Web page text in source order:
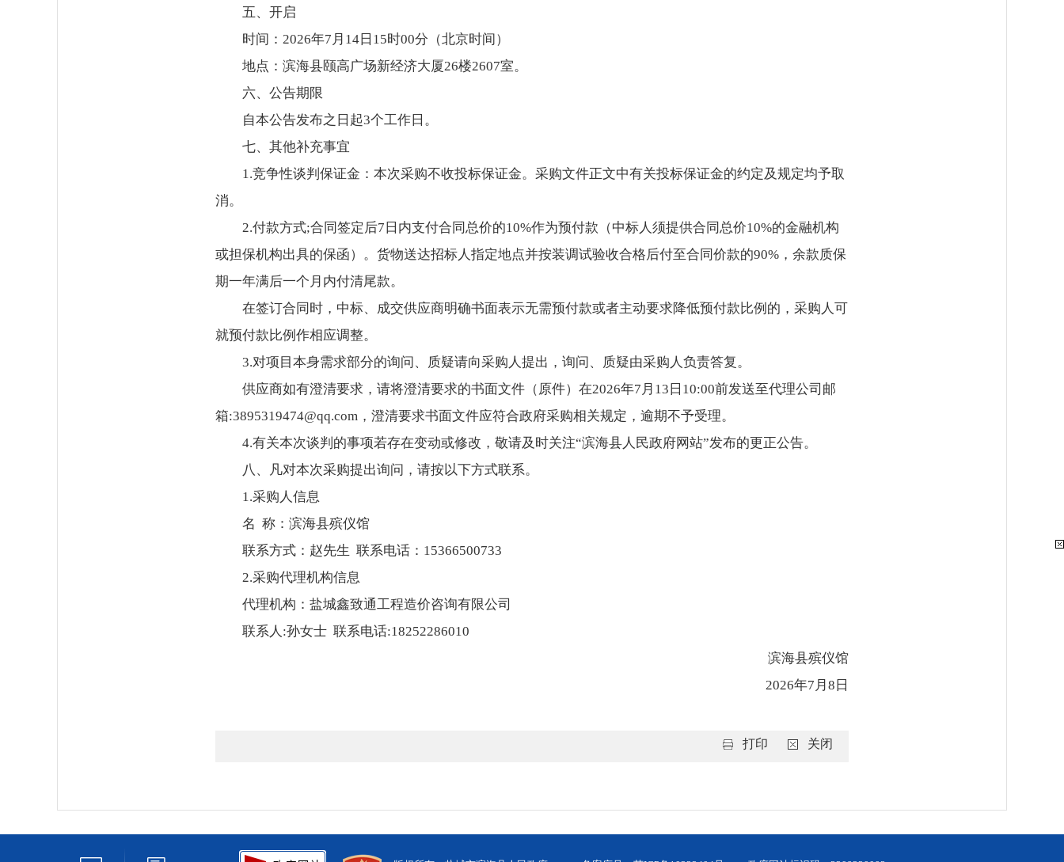
五、开启
时间：2026年7月14日15时00分（北京时间）
地点：滨海县颐高广场新经济大厦26楼2607室。
六、公告期限
自本公告发布之日起3个工作日。
七、其他补充事宜
1.竞争性谈判保证金：本次采购不收投标保证金。采购文件正文中有关投标保证金的约定及规定均予取
消。
2.付款方式;合同签定后7日内支付合同总价的10%作为预付款（中标人须提供合同总价10%的金融机构
或担保机构出具的保函）。货物送达招标人指定地点并按装调试验收合格后付至合同价款的90%，余款质保
期一年满后一个月内付清尾款。
在签订合同时，中标、成交供应商明确书面表示无需预付款或者主动要求降低预付款比例的，采购人可
就预付款比例作相应调整。
3.对项目本身需求部分的询问、质疑请向采购人提出，询问、质疑由采购人负责答复。
供应商如有澄清要求，请将澄清要求的书面文件（原件）在2026年7月13日10:00前发送至代理公司邮
箱:3895319474@qq.com，澄清要求书面文件应符合政府采购相关规定，逾期不予受理。
4.有关本次谈判的事项若存在变动或修改，敬请及时关注“滨海县人民政府网站”发布的更正公告。
八、凡对本次采购提出询问，请按以下方式联系。
1.采购人信息
名 称：滨海县殡仪馆
联系方式：赵先生 联系电话：15366500733
2.采购代理机构信息
代理机构：盐城鑫致通工程造价咨询有限公司
联系人:孙女士 联系电话:18252286010
滨海县殡仪馆
2026年7月8日
打印 关闭